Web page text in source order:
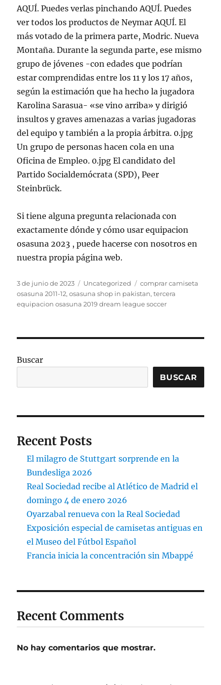
AQUÍ. Puedes verlas pinchando AQUÍ. Puedes
ver todos los productos de Neymar AQUÍ. El
más votado de la primera parte, Modric. Nueva
Montaña. Durante la segunda parte, ese mismo
grupo de jóvenes -con edades que podrían
estar comprendidas entre los 11 y los 17 años,
según la estimación que ha hecho la jugadora
Karolina Sarasua- «se vino arriba» y dirigió
insultos y graves amenazas a varias jugadoras
del equipo y también a la propia árbitra. 0.jpg
Un grupo de personas hacen cola en una
Oficina de Empleo. 0.jpg El candidato del
Partido Socialdemócrata (SPD), Peer
Steinbrück.
Si tiene alguna pregunta relacionada con
exactamente dónde y cómo usar equipacion
osasuna 2023 , puede hacerse con nosotros en
nuestra propia página web.
Publicado
el
3 de junio de 2023 Categorías
Uncategorized Etiquetas
comprar camiseta
osasuna 2011-12,osasuna shop in pakistan,tercera
equipacion osasuna 2019 dream league soccer
Buscar
BUSCAR
Recent Posts
El milagro de Stuttgart sorprende en la
Bundesliga 2026
Real Sociedad recibe al Atlético de Madrid el
domingo 4 de enero 2026
Oyarzabal renueva con la Real Sociedad
Exposición especial de camisetas antiguas en
el Museo del Fútbol Español
Francia inicia la concentración sin Mbappé
Recent Comments
No hay comentarios que mostrar.